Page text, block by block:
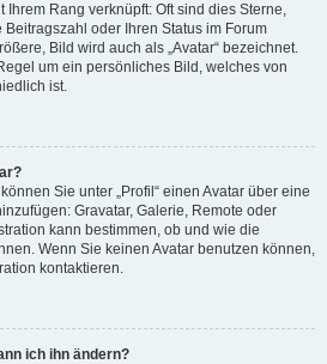
Ihrem Rang verknüpft: Oft sind dies Sterne,
Beitragszahl oder Ihren Status im Forum
Bild wird auch als „Avatar“ bezeichnet.
um ein persönliches Bild, welches von
ist.
Sie unter „Profil“ einen Avatar über eine
Gravatar, Galerie, Remote oder
kann bestimmen, ob und wie die
Wenn Sie keinen Avatar benutzen können,
kontaktieren.
ich ihn ändern?